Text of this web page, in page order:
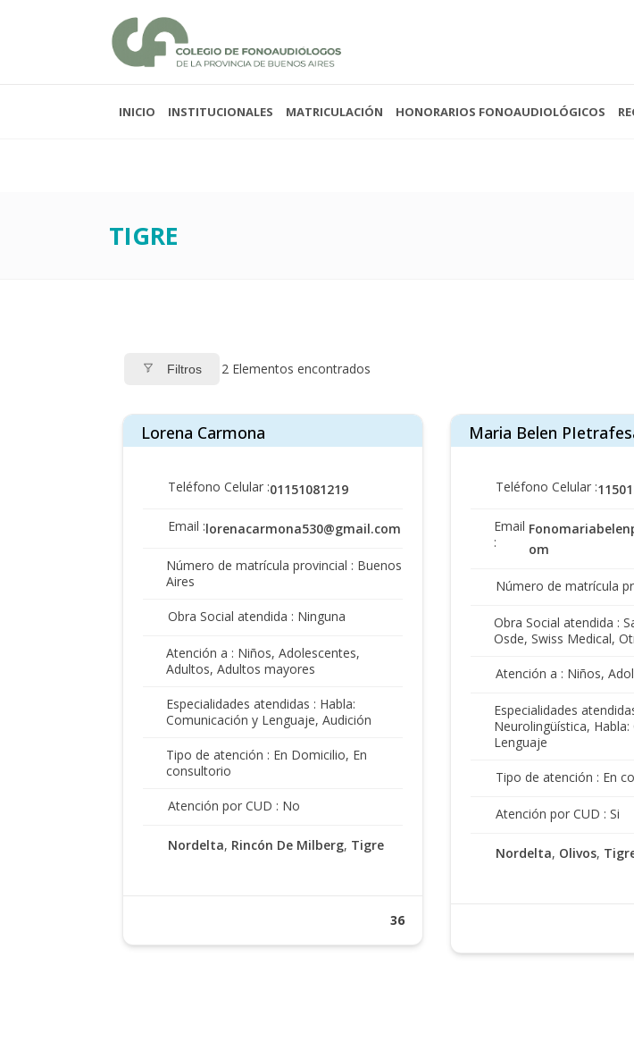
Lunes a viernes 08:00 - 13:00
(0221) 422-4088
INICIO INSTITUCIONALES MATRICULACIÓN HONORARIOS FONOAUDIOLÓGICOS
TIGRE
Filtros 2 Elementos encontrados
Lorena Carmona
Teléfono Celular :01151081219
Email :lorenacarmona530@gmail.com
Número de matrícula provincial : Buenos
Aires
Obra Social atendida : Ninguna
Atención a : Niños, Adolescentes,
Adultos, Adultos mayores
Especialidades atendidas : Habla:
Comunicación y Lenguaje, Audición
Tipo de atención : En Domicilio, En
consultorio
Atención por CUD : No
Nordelta, Rincón De Milberg, Tigre
36
Maria Belen
Teléfono Celular :
Email
:
om
Número de matrícula
Obra Social atendida :
Osde, Swiss Medical,
Atención a : Niños,
Especialidades
Neurolingüística,
Lenguaje
Tipo de atención : En
Atención por CUD : Si
Nordelta, Olivos,